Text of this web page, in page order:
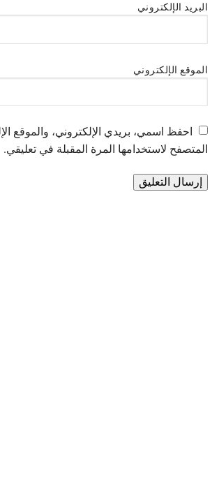
البريد الإلكتروني
الموقع الإلكتروني
احفظ اسمي، بريدي الإلكتروني، والموقع
المتصفح لاستخدامها المرة المقبلة في تعليقي.